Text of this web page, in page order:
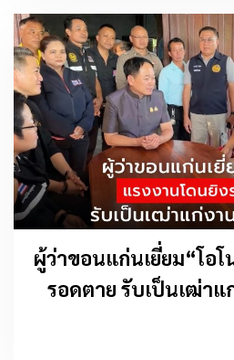
ผู้ว่าขอนแก่นเยี่ยม“โอโ
รอดตาย รับเป็นเฒ่าแ